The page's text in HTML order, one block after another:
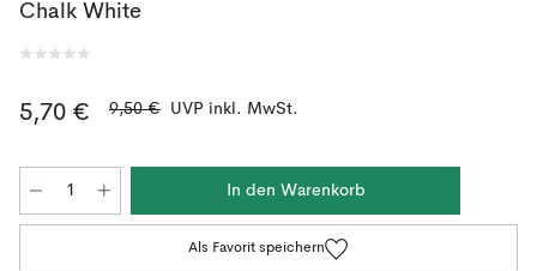
Chalk White
5,70 € 9,50 € UVP inkl. MwSt.
In den Warenkorb
Als Favorit speichern